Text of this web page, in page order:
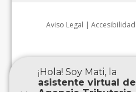
Aviso Legal | Accesibilidad